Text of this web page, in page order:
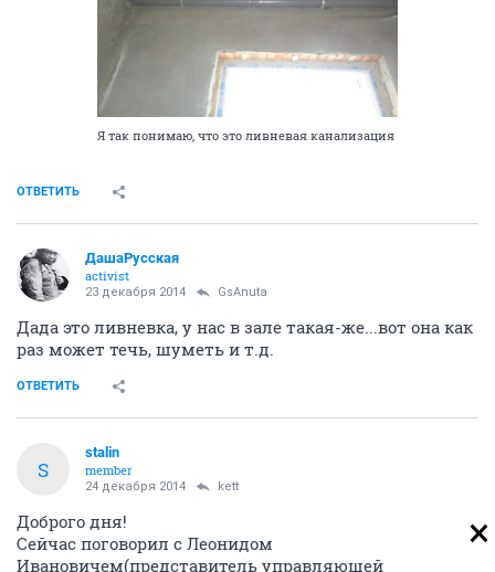
Я так понимаю, что это ливневая канализация
ОТВЕТИТЬ
ДашаРусская
activist
23 декабря 2014 GsAnuta
Дада это ливневка, у нас в зале такая-же...вот она как
раз может течь, шуметь и т.д.
ОТВЕТИТЬ
S
stalin
member
24 декабря 2014 kett
Доброго дня!
Сейчас поговорил с Леонидом
Ивановичем(представитель управляющей